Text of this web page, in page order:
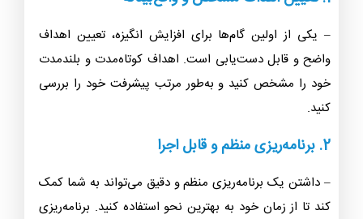
– یکی از اولین گام‌ها برای افزایش انگیزه، تعیین اهداف
واضح و قابل دست‌یابی است. اهداف کوتاه‌مدت و بلندمدت
خود را مشخص کنید و به‌طور مرتب پیشرفت خود را بررسی
کنید.
2. برنامه‌ریزی منظم و قابل اجرا
– داشتن یک برنامه‌ریزی منظم و دقیق می‌تواند به شما کمک
کند تا از زمان خود به بهترین نحو استفاده کنید. برنامه‌ریزی